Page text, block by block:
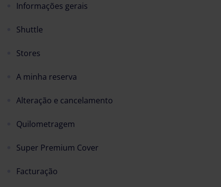
Informações gerais
Shuttle
Stores
A minha reserva
Alteração e cancelamento
Quilometragem
Super Premium Cover
Facturação